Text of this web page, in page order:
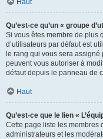
Haut
Qu’est-ce qu’un « groupe
Si vous êtes membre de plus
d’utilisateurs par défaut est
le rang qui vous sera
peuvent vous autoriser à
défaut depuis le panneau de
Haut
Qu’est-ce que le lien «
Cette page liste les membres
administrateurs et les